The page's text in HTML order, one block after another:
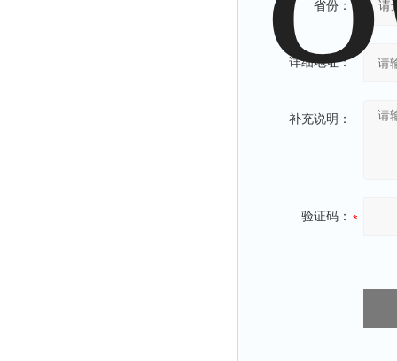
省份：
详细地址：
补充说明：
验证码：